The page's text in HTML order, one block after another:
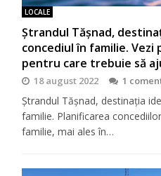
LOCALE
Ștrandul Tășnad,
concediul în familie.
pentru care trebuie să
18 august 2022 1
Ștrandul Tășnad, destinația
familie. Planificarea
familie, mai ales în…